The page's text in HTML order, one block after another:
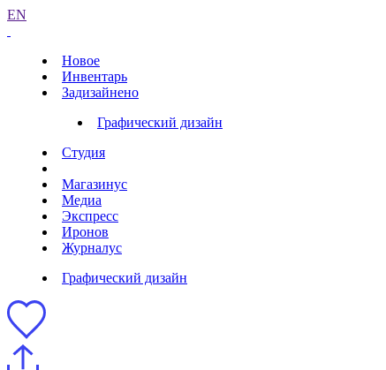
EN
Новое
Инвентарь
Задизайнено
Графический дизайн
Студия
Магазинус
Медиа
Экспресс
Иронов
Журналус
Графический дизайн